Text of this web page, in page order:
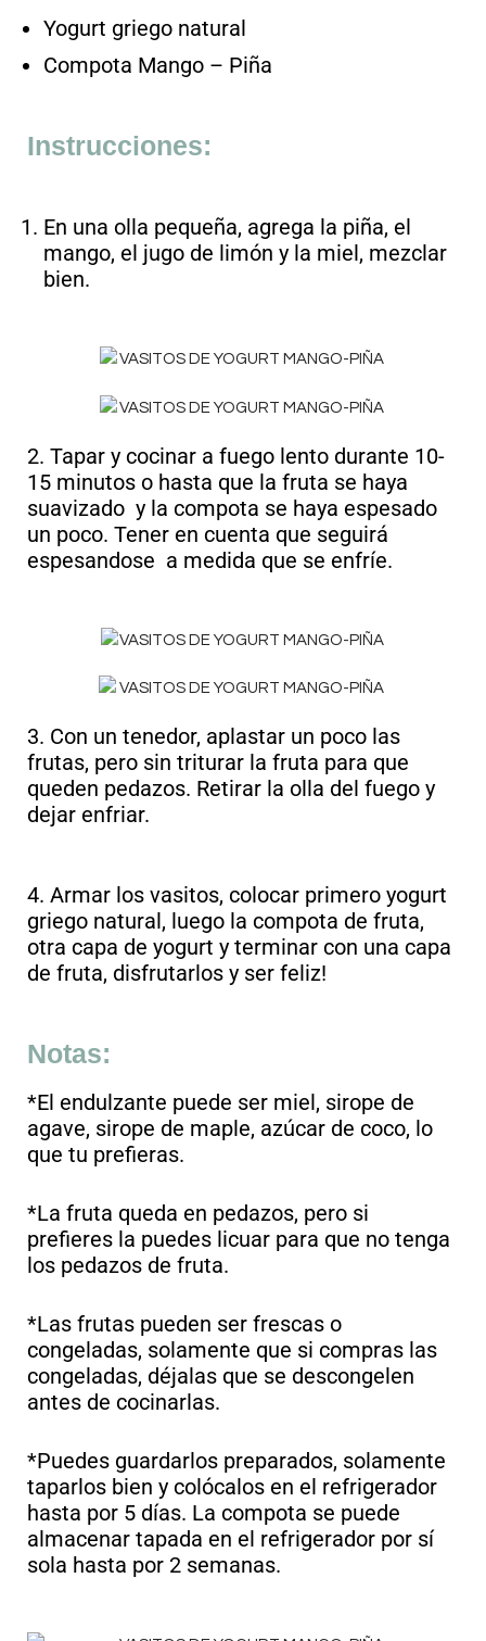
Yogurt griego natural
Compota Mango – Piña
Instrucciones:
En una olla pequeña, agrega la piña, el
mango, el jugo de limón y la miel, mezclar
bien.
2. Tapar y cocinar a fuego lento durante 10-
15 minutos o hasta que la fruta se haya
suavizado y la compota se haya espesado
un poco. Tener en cuenta que seguirá
espesandose a medida que se enfríe.
3. Con un tenedor, aplastar un poco las
frutas, pero sin triturar la fruta para que
queden pedazos. Retirar la olla del fuego y
dejar enfriar.
4. Armar los vasitos, colocar primero yogurt
griego natural, luego la compota de fruta,
otra capa de yogurt y terminar con una capa
de fruta, disfrutarlos y ser feliz!
Notas:
*El endulzante puede ser miel, sirope de
agave, sirope de maple, azúcar de coco, lo
que tu prefieras.
*La fruta queda en pedazos, pero si
prefieres la puedes licuar para que no tenga
los pedazos de fruta.
*Las frutas pueden ser frescas o
congeladas, solamente que si compras las
congeladas, déjalas que se descongelen
antes de cocinarlas.
*Puedes guardarlos preparados, solamente
taparlos bien y colócalos en el refrigerador
hasta por 5 días. La compota se puede
almacenar tapada en el refrigerador por sí
sola hasta por 2 semanas.